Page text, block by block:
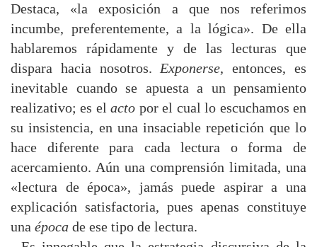
Destaca, «la exposición a que nos referimos
incumbe, preferentemente, a la lógica». De ella
hablaremos rápidamente y de las lecturas que
dispara hacia nosotros. Exponerse, entonces, es
inevitable cuando se apuesta a un pensamiento
realizativo; es elacto por el cual lo escuchamos en
su insistencia, en una insaciable repetición que lo
hace diferente para cada lectura o forma de
acercamiento. Aún una comprensión limitada, una
«lectura de época», jamás puede aspirar a una
explicación satisfactoria, pues apenas constituye
una época de ese tipo de lectura.